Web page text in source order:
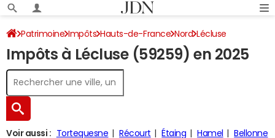
Patrimoine Impôts Hauts-de-France Nord Lécluse
Impôt sur le revenu
Impôts à Lécluse (59259) en 2025
Voir aussi : Tortequesne Récourt Étaing Hamel
Bellonne